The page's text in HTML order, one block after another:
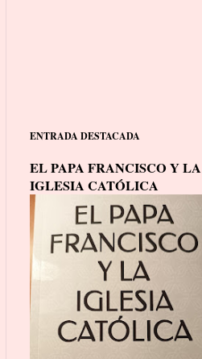
ENTRADA DESTACADA
EL PAPA FRANCISCO Y LA
IGLESIA CATÓLICA